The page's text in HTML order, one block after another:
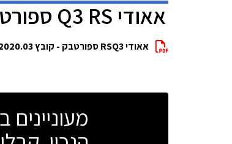
אאודי Q3 RS ספורטבק מפרטים להורדה
אאודי RSQ3 ספורטבק - קובץ 2020.03 מפרט טכני מלא להורדה